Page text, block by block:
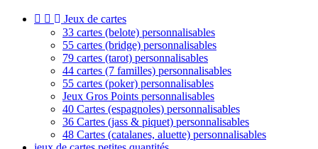
 
Jeux de cartes
33 cartes (belote) personnalisables
55 cartes (bridge) personnalisables
79 cartes (tarot) personnalisables
44 cartes (7 familles) personnalisables
55 cartes (poker) personnalisables
Jeux Gros Points personnalisables
40 Cartes (espagnoles) personnalisables
36 Cartes (jass & piquet) personnalisables
48 Cartes (catalanes, aluette) personnalisables